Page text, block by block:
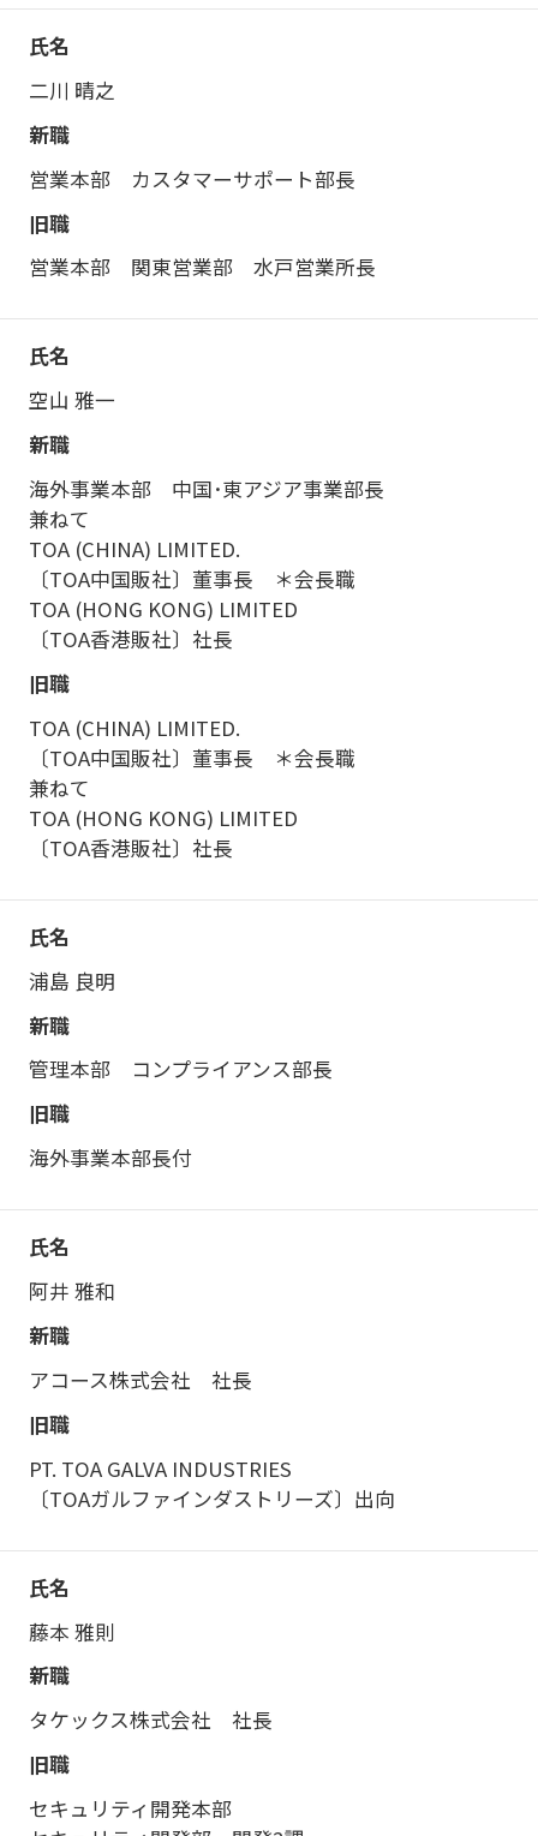
二川 晴之
営業本部 カスタマーサポート部長
営業本部 関東営業部 水戸営業所長
空山 雅一
海外事業本部 中国･東アジア事業部長
兼ねて
TOA (CHINA) LIMITED.
〔TOA中国販社〕董事長 ＊会長職
TOA (HONG KONG) LIMITED
〔TOA香港販社〕社長
TOA (CHINA) LIMITED.
〔TOA中国販社〕董事長 ＊会長職
兼ねて
TOA (HONG KONG) LIMITED
〔TOA香港販社〕社長
浦島 良明
管理本部 コンプライアンス部長
海外事業本部長付
阿井 雅和
アコース株式会社 社長
PT. TOA GALVA INDUSTRIES
〔TOAガルファインダストリーズ〕出向
藤本 雅則
タケックス株式会社 社長
セキュリティ開発本部